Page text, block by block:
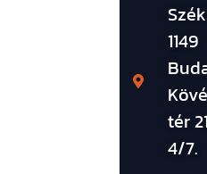
1149
tér
4/7.